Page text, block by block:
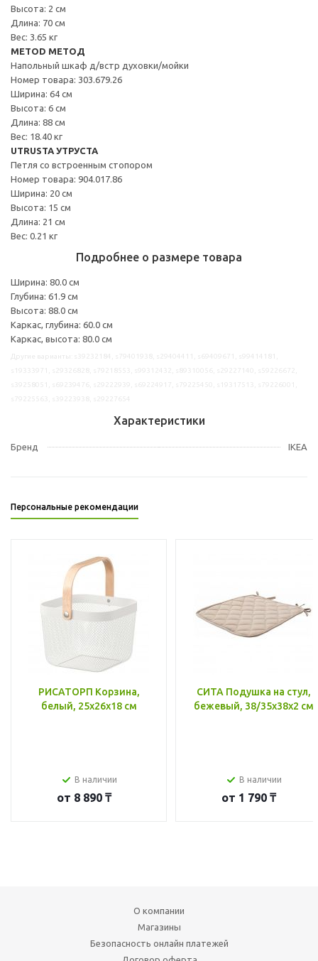
Высота: 2 см
Длина: 70 см
Вес: 3.65 кг
METOD МЕТОД
Напольный шкаф д/встр духовки/мойки
Номер товара: 303.679.26
Ширина: 64 см
Высота: 6 см
Длина: 88 см
Вес: 18.40 кг
UTRUSTA УТРУСТА
Петля со встроенным стопором
Номер товара: 904.017.86
Ширина: 20 см
Высота: 15 см
Длина: 21 см
Вес: 0.21 кг
Подробнее о размере товара
Ширина: 80.0 см
Глубина: 61.9 см
Высота: 88.0 см
Каркас, глубина: 60.0 см
Каркас, высота: 80.0 см
Характеристики
Бренд IKEA
Персональные рекомендации
РИСАТОРП Корзина,
белый, 25x26x18 см
В наличии
от 8 890 ₸
СИТА Подушка на стул,
бежевый, 38/35x38x2 см
В наличии
от 1 790 ₸
О компании
Магазины
Безопасность онлайн платежей